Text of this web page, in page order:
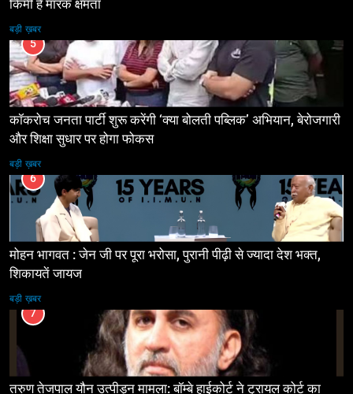
किमी है मारक क्षमता
बड़ी ख़बर
5
कॉकरोच जनता पार्टी शुरू करेंगी ‘क्या बोलती पब्लिक’ अभियान, बेरोजगारी
और शिक्षा सुधार पर होगा फोकस
बड़ी ख़बर
6
मोहन भागवत : जेन जी पर पूरा भरोसा, पुरानी पीढ़ी से ज्यादा देश भक्त,
शिकायतें जायज
बड़ी ख़बर
7
तरुण तेजपाल यौन उत्पीड़न मामला: बॉम्बे हाईकोर्ट ने ट्रायल कोर्ट का